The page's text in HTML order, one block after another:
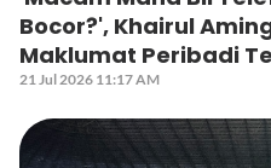
Bocor?', Khairul
Maklumat Peribadi
21 Jul 2026 11:17 AM